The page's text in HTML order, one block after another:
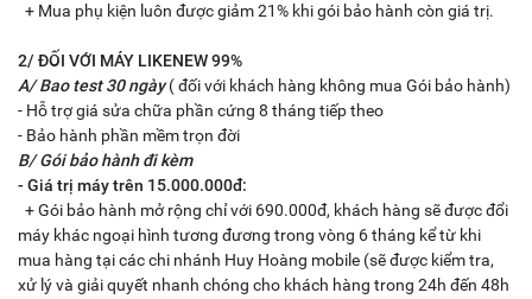
+ Mua phụ kiện luôn được giảm 21% khi gói bảo hành còn giá trị.
2/ ĐỐI VỚI MÁY LIKENEW 99%
A/ Bao test 30 ngày( đối với khách hàng không mua Gói bảo hành)
- Hỗ trợ giá sửa chữa phần cứng 8 tháng tiếp theo
- Bảo hành phần mềm trọn đời
B/ Gói bảo hành đi kèm
- Giá trị máy trên 15.000.000đ:
+ Gói bảo hành mở rộng chỉ với 690.000đ, khách hàng sẽ được đổi
máy khác ngoại hình tương đương trong vòng 6 tháng kể từ khi
mua hàng tại các chi nhánh Huy Hoàng mobile (sẽ được kiểm tra,
xử lý và giải quyết nhanh chóng cho khách hàng trong 24h đến 48h